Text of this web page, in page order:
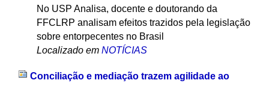
No USP Analisa, docente e doutorando da
FFCLRP analisam efeitos trazidos pela legislação
sobre entorpecentes no Brasil
Localizado em NOTÍCIAS
Conciliação e mediação trazem agilidade ao